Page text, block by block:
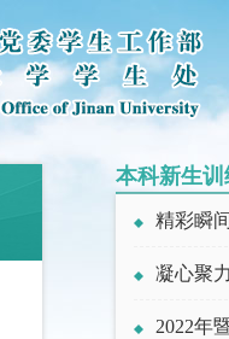
本科新生
精彩瞬
凝心聚
2022年